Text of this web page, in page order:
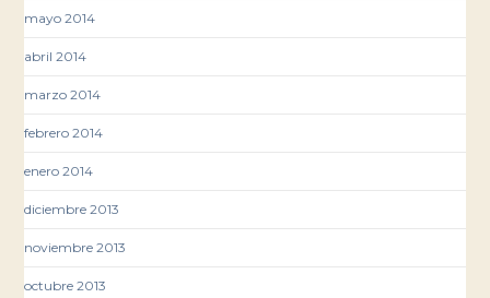
mayo 2014
abril 2014
marzo 2014
febrero 2014
enero 2014
diciembre 2013
noviembre 2013
octubre 2013